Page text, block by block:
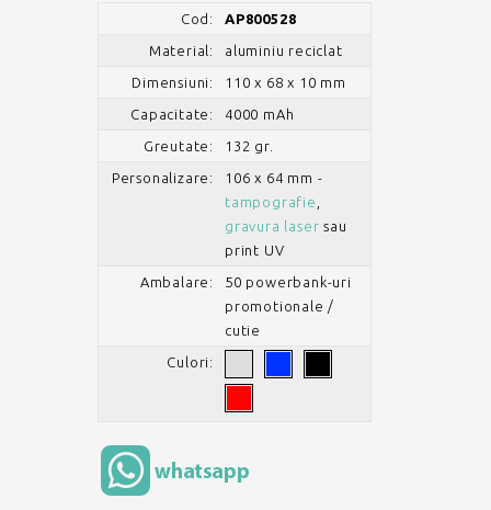
Cod: AP800528
Material: aluminiu reciclat
Dimensiuni: 110 x 68 x 10 mm
Capacitate: 4000 mAh
Greutate: 132 gr.
Personalizare:
106 x 64 mm -
tampografie
gravura laser sau
print UV
Ambalare:
50 powerbank-uri
promotionale /
cutie
Culori: